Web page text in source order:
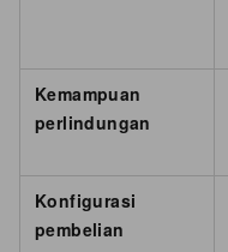
Kemampuan
perlindungan
Konfigurasi
pembelian